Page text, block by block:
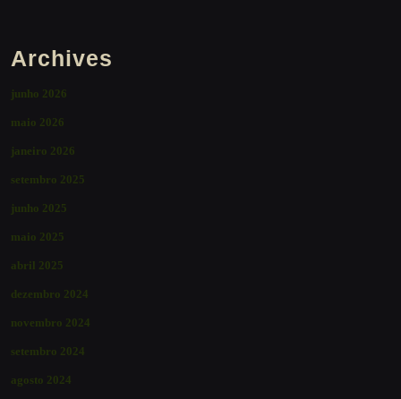
Archives
junho 2026
maio 2026
janeiro 2026
setembro 2025
junho 2025
maio 2025
abril 2025
dezembro 2024
novembro 2024
setembro 2024
agosto 2024